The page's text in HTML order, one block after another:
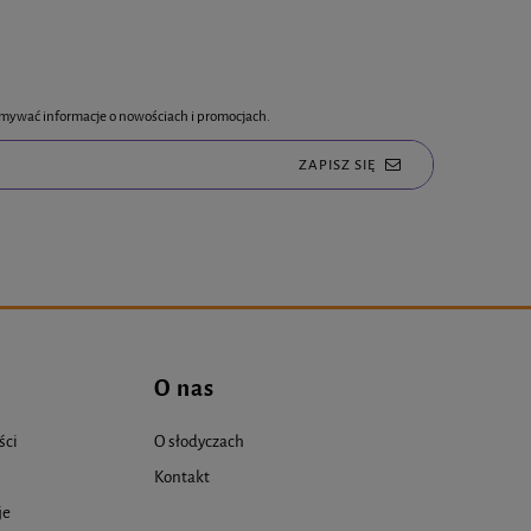
informacje o nowościach i promocjach.
ZAPISZ SIĘ
O nas
O słodyczach
Kontakt